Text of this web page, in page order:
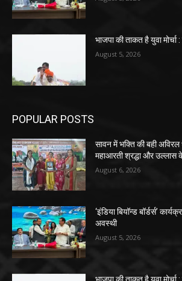
भाजपा की ताकत है युवा मोर्चा :
August 5, 2026
POPULAR POSTS
सावन में भक्ति की बही अविरल
महाआरती श्रद्धा और उल्लास
August 6, 2026
‘इंडिया बियॉन्ड बॉर्डर्स’
अवस्थी
August 5, 2026
भाजपा की ताकत है युवा मोर्चा :